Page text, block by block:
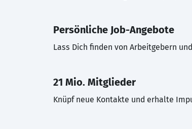
Persönliche Job-Angebote
Lass Dich finden von Arbeitgebern
21 Mio. Mitglieder
Knüpf neue Kontakte und erhalte